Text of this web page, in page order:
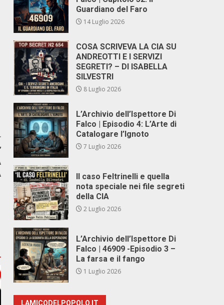
Guardiano del Faro
14 Luglio 2026
COSA SCRIVEVA LA CIA SU
ANDREOTTI E I SERVIZI
SEGRETI? – DI ISABELLA
SILVESTRI
8 Luglio 2026
L’Archivio dell’Ispettore Di
Falco | Episodio 4: L’Arte di
Catalogare l’Ignoto
7 Luglio 2026
Il caso Feltrinelli e quella
nota speciale nei file segreti
della CIA
2 Luglio 2026
L’Archivio dell’Ispettore Di
Falco | 46909 -Episodio 3 –
La farsa e il fango
1 Luglio 2026
LAMICODELPOPOLO.IT